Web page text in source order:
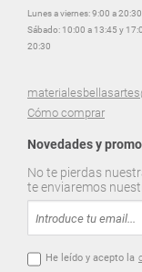
Lunes a viernes: 9:00 a 20:30
Sábado: 10:00 a 13:45 y
20:30
Cómo comprar
Novedades y
No te pierdas
te enviaremos
He leído y acepto la